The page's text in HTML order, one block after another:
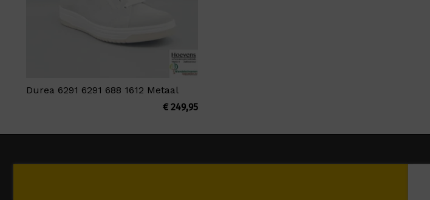
Durea 6291 6291 688 1612 Metaal
€249,95